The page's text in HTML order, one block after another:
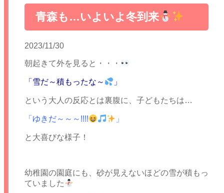
青森も…いよいよ冬到来
2023/11/30
朝起きて外を見ると・・・
「雪だ～積もったな～ 」
という大人の反応とは裏腹に、子どもたちは…
「ゆきだ～～～!!!! 」
と大喜びな様子！
幼稚園の園庭にも、砂が見えないほどの雪が積もっ
ていました